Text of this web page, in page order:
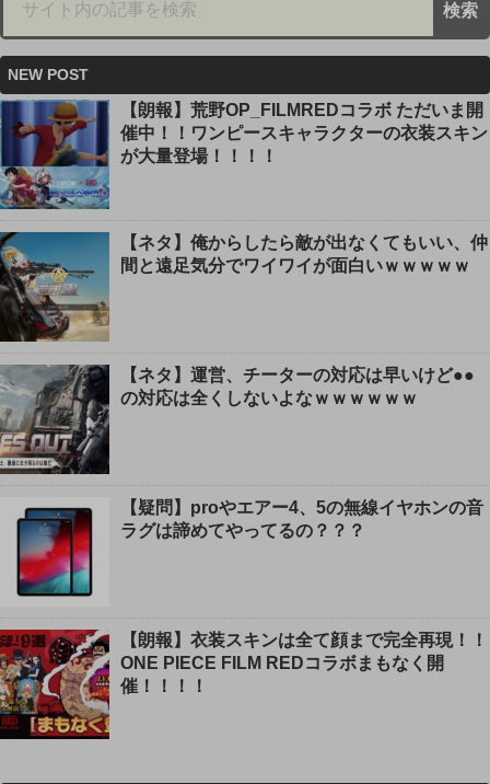
NEW POST
【朗報】荒野OP_FILMREDコラボ ただいま開
催中！！ワンピースキャラクターの衣装スキン
が大量登場！！！！
【ネタ】俺からしたら敵が出なくてもいい、仲
間と遠足気分でワイワイが面白いｗｗｗｗｗ
【ネタ】運営、チーターの対応は早いけど●●
の対応は全くしないよなｗｗｗｗｗｗ
【疑問】proやエアー4、5の無線イヤホンの音
ラグは諦めてやってるの？？？
【朗報】衣装スキンは全て顔まで完全再現！！
ONE PIECE FILM REDコラボまもなく開
催！！！！